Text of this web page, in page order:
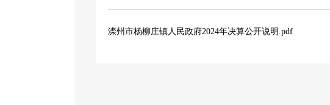
滦州市杨柳庄镇人民政府2024年决算公开说明.pdf